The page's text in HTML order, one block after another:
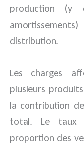
production (y
distribution.
Les charges
plusieurs
la contribution
total. Le taux
proportion des